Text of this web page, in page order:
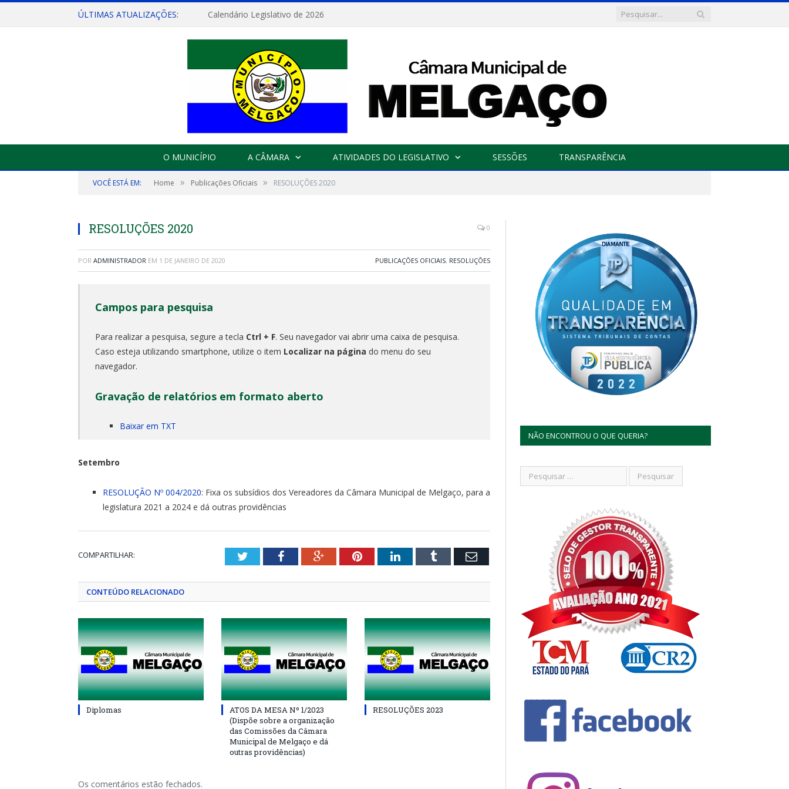
ÚLTIMAS ATUALIZAÇÕES: Calendário Legislativo de 2026
O MUNICÍPIO A CÂMARA ATIVIDADES DO LEGISLATIVO SESSÕES TRANSPARÊNCIA
VOCÊ ESTÁ EM: Home » Publicações Oficiais » RESOLUÇÕES 2020
RESOLUÇÕES 2020 0
POR ADMINISTRADOR EM 1 DE JANEIRO DE 2020 PUBLICAÇÕES OFICIAIS, RESOLUÇÕES
Campos para pesquisa
Para realizar a pesquisa, segure a tecla Ctrl + F. Seu navegador vai abrir uma caixa de pesquisa.
Caso esteja utilizando smartphone, utilize o item Localizar na página do menu do seu
navegador.
Gravação de relatórios em formato aberto
Baixar em TXT
Setembro
RESOLUÇÃO Nº 004/2020: Fixa os subsídios dos Vereadores da Câmara Municipal de Melgaço, para a
legislatura 2021 a 2024 e dá outras providências
COMPARTILHAR: TwitterFacebookGoogle+PinterestLinkedInTumblr Email
CONTEÚDO RELACIONADO
Diplomas
ATOS DA MESA Nº 1/2023
(Dispõe sobre a organização
das Comissões da Câmara
Municipal de Melgaço e dá
outras providências)
RESOLUÇÕES 2023
Os comentários estão fechados.
NÃO ENCONTROU O QUE QUERIA?